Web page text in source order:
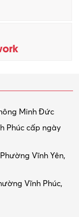
Minh Đức
Phúc cấp ngày
Vĩnh Yên,
Vĩnh Phúc,